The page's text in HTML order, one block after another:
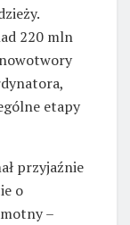
220 mln
etapy
przyjaźnie
o
–